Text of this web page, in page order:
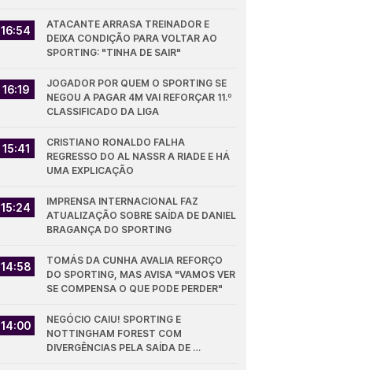
16:54
ATACANTE ARRASA TREINADOR E
DEIXA CONDIÇÃO PARA VOLTAR AO
SPORTING: "TINHA DE SAIR"
16:19
JOGADOR POR QUEM O SPORTING SE
NEGOU A PAGAR 4M VAI REFORÇAR 11.º
CLASSIFICADO DA LIGA
15:41
CRISTIANO RONALDO FALHA
REGRESSO DO AL NASSR A RIADE E HÁ
UMA EXPLICAÇÃO
15:24
IMPRENSA INTERNACIONAL FAZ
ATUALIZAÇÃO SOBRE SAÍDA DE DANIEL
BRAGANÇA DO SPORTING
14:58
TOMÁS DA CUNHA AVALIA REFORÇO
DO SPORTING, MAS AVISA "VAMOS VER
SE COMPENSA O QUE PODE PERDER"
14:00
NEGÓCIO CAIU! SPORTING E
NOTTINGHAM FOREST COM
DIVERGÊNCIAS PELA SAÍDA DE